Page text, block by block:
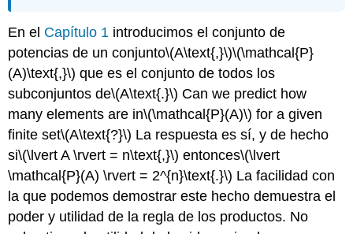
En el Capítulo 1 introducimos el conjunto de
potencias de un conjunto\(A\text{,}\)\(\mathcal{P}
(A)\text{,}\) que es el conjunto de todos los
subconjuntos de\(A\text{.}\) Can we predict how
many elements are in\(\mathcal{P}(A)\) for a given
finite set\(A\text{?}\) La respuesta es sí, y de hecho
si\(\lvert A \rvert = n\text{,}\) entonces\(\lvert
\mathcal{P}(A) \rvert = 2^{n}\text{.}\) La facilidad con
la que podemos demostrar este hecho demuestra el
poder y utilidad de la regla de los productos. No